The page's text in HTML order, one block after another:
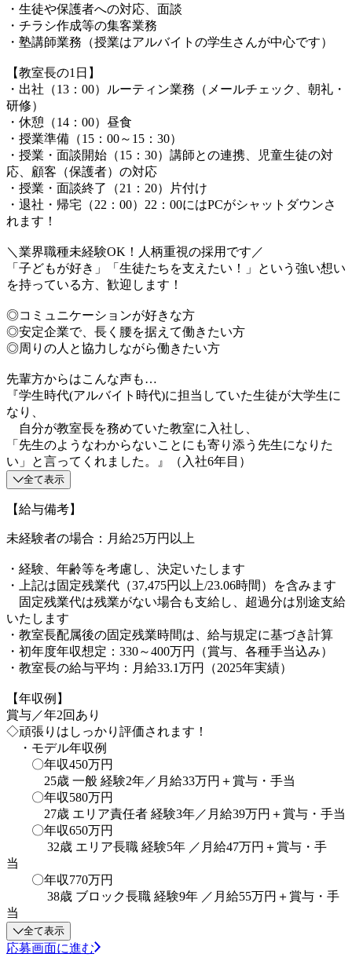
・生徒や保護者への対応、面談
・チラシ作成等の集客業務
・塾講師業務（授業はアルバイトの学生さんが中心です）
【教室長の1日】
・出社（13：00）ルーティン業務（メールチェック、朝礼・
研修）
・休憩（14：00）昼食
・授業準備（15：00～15：30）
・授業・面談開始（15：30）講師との連携、児童生徒の対
応、顧客（保護者）の対応
・授業・面談終了（21：20）片付け
・退社・帰宅（22：00）22：00にはPCがシャットダウンさ
れます！
＼業界職種未経験OK！人柄重視の採用です／
「子どもが好き」「生徒たちを支えたい！」という強い想い
を持っている方、歓迎します！
◎コミュニケーションが好きな方
◎安定企業で、長く腰を据えて働きたい方
◎周りの人と協力しながら働きたい方
先輩方からはこんな声も…
『学生時代(アルバイト時代)に担当していた生徒が大学生に
なり、
自分が教室長を務めていた教室に入社し、
「先生のようなわからないことにも寄り添う先生になりた
い」と言ってくれました。』（入社6年目）
全て表示
【給与備考】
未経験者の場合：月給25万円以上
・経験、年齢等を考慮し、決定いたします
・上記は固定残業代（37,475円以上/23.06時間）を含みます
固定残業代は残業がない場合も支給し、超過分は別途支給
いたします
・教室長配属後の固定残業時間は、給与規定に基づき計算
・初年度年収想定：330～400万円（賞与、各種手当込み）
・教室長の給与平均：月給33.1万円（2025年実績）
【年収例】
賞与／年2回あり
◇頑張りはしっかり評価されます！
・モデル年収例
〇年収450万円
25歳 一般 経験2年／月給33万円＋賞与・手当
〇年収580万円
27歳 エリア責任者 経験3年／月給39万円＋賞与・手当
〇年収650万円
32歳 エリア長職 経験5年 ／月給47万円＋賞与・手
当
〇年収770万円
38歳 ブロック長職 経験9年 ／月給55万円＋賞与・手
当
全て表示
応募画面に進む